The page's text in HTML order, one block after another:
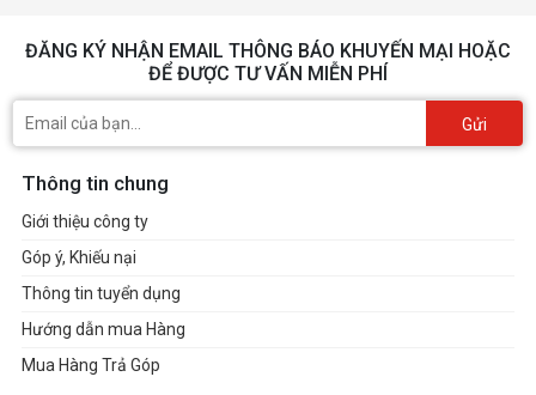
ĐĂNG KÝ NHẬN EMAIL THÔNG BÁO KHUYẾN MẠI HOẶC
ĐỂ ĐƯỢC TƯ VẤN MIỄN PHÍ
Gửi
Thông tin chung
Giới thiệu công ty
Góp ý, Khiếu nại
Thông tin tuyển dụng
Hướng dẫn mua Hàng
Mua Hàng Trả Góp